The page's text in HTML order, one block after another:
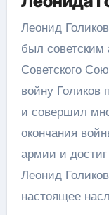
Леонид
был советским
Советского
войну Голиков
и совершил
окончания
армии и
Леонид
настоящее